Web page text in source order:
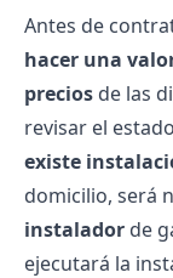
Antes de
hacer una
precios de las
revisar el
existe
domicilio, será
instalador de
ejecutará la